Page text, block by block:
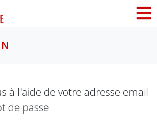
à l'aide de votre adresse email
de passe
des cookies